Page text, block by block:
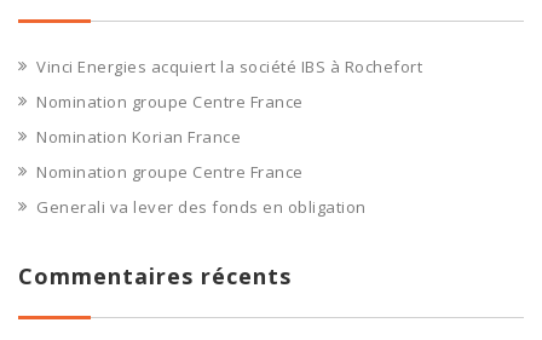
Vinci Energies acquiert la société IBS à Rochefort
Nomination groupe Centre France
Nomination Korian France
Nomination groupe Centre France
Generali va lever des fonds en obligation
Commentaires récents